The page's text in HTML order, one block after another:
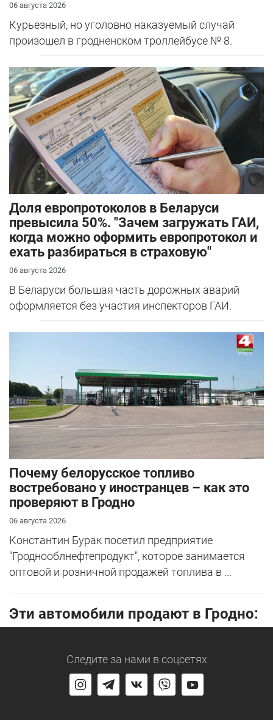
06 августа 2026
Курьезный, но уголовно наказуемый случай
произошел в гродненском троллейбусе № 8.
Доля европротоколов в Беларуси
превысила 50%. "Зачем загружать ГАИ,
когда можно оформить европротокол и
ехать разбираться в страховую"
06 августа 2026
В Беларуси большая часть дорожных аварий
оформляется без участия инспекторов ГАИ.
Почему белорусское топливо
востребовано у иностранцев – как это
проверяют в Гродно
06 августа 2026
Константин Бурак посетил предприятие
"Гроднооблнефтепродукт", которое занимается
оптовой и розничной продажей топлива в ...
Эти автомобили продают в Гродно:
Следите за нами в соцсетях